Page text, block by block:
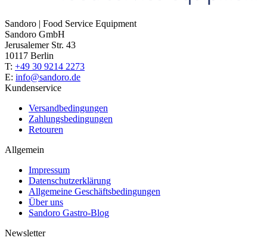
Sandoro | Food Service Equipment
Sandoro GmbH
Jerusalemer Str. 43
10117 Berlin
T: +49 30 9214 2273
E: info@sandoro.de
Kundenservice
Versandbedingungen
Zahlungsbedingungen
Retouren
Allgemein
Impressum
Datenschutzerklärung
Allgemeine Geschäftsbedingungen
Über uns
Sandoro Gastro-Blog
Newsletter